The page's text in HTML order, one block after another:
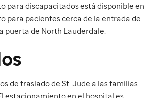
para discapacitados está disponible en
para pacientes cerca de la entrada de
puerta de North Lauderdale.
de traslado de St. Jude a las familias
estacionamiento en el hospital es